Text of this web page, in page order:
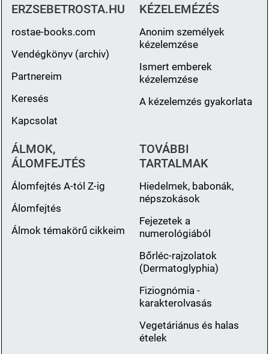
ERZSEBETROSTA.HU
rostae-books.com
Vendégkönyv (archiv)
Partnereim
Keresés
Kapcsolat
KÉZELEMÉZÉS
Anonim személyek
kézelemzése
Ismert emberek
kézelemzése
A kézelemzés gyakorlata
ÁLMOK,
ÁLOMFEJTÉS
Álomfejtés A-tól Z-ig
Álomfejtés
Álmok témakörű cikkeim
TOVÁBBI
TARTALMAK
Hiedelmek, babonák,
népszokások
Fejezetek a
numerológiából
Bőrléc-rajzolatok
(Dermatoglyphia)
Fiziognómia -
karakterolvasás
Vegetáriánus és halas
ételek